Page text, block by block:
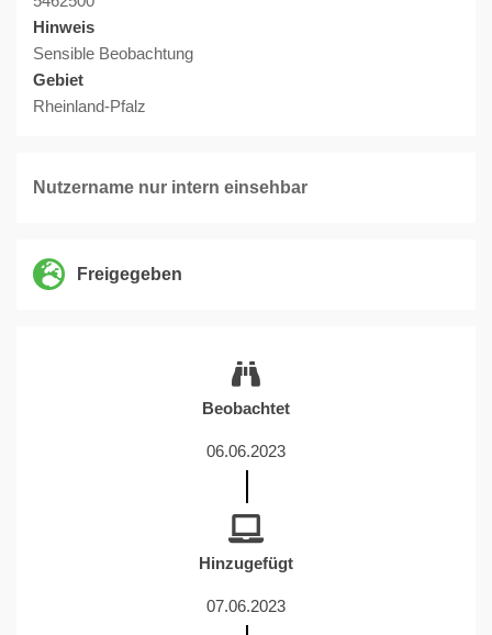
Hinweis
Sensible Beobachtung
Gebiet
Rheinland-Pfalz
Nutzername nur intern einsehbar
Freigegeben
Beobachtet
06.06.2023
Hinzugefügt
07.06.2023